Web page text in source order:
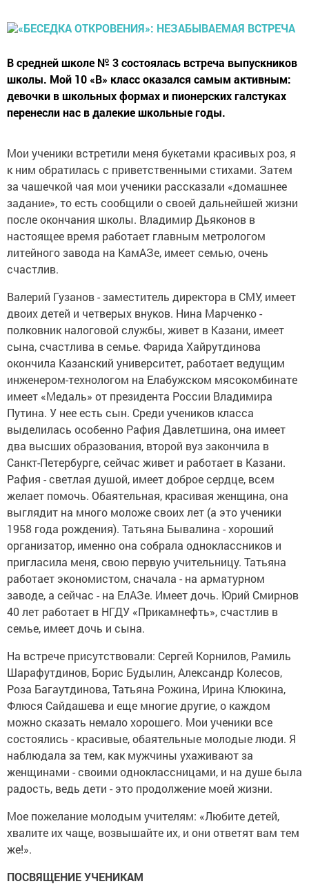
В средней школе № 3 состоялась встреча выпускников
школы. Мой 10 «В» класс оказался самым активным:
девочки в школьных формах и пионерских галстуках
перенесли нас в далекие школьные годы.
Мои ученики встретили меня букетами красивых роз, я
к ним обратилась с приветственными стихами. Затем
за чашечкой чая мои ученики рассказали «домашнее
задание», то есть сообщили о своей дальнейшей жизни
после окончания школы. Владимир Дьяконов в
настоящее время работает главным метрологом
литейного завода на КамАЗе, имеет семью, очень
счастлив.
Валерий Гузанов - заместитель директора в СМУ, имеет
двоих детей и четверых внуков. Нина Марченко -
полковник налоговой службы, живет в Казани, имеет
сына, счастлива в семье. Фарида Хайрутдинова
окончила Казанский университет, работает ведущим
инженером-технологом на Елабужском мясокомбинате
имеет «Медаль» от президента России Владимира
Путина. У нее есть сын. Среди учеников класса
выделилась особенно Рафия Давлетшина, она имеет
два высших образования, второй вуз закончила в
Санкт-Петербурге, сейчас живет и работает в Казани.
Рафия - светлая душой, имеет доброе сердце, всем
желает помочь. Обаятельная, красивая женщина, она
выглядит на много моложе своих лет (а это ученики
1958 года рождения). Татьяна Бывалина - хороший
организатор, именно она собрала одноклассников и
пригласила меня, свою первую учительницу. Татьяна
работает экономистом, сначала - на арматурном
заводе, а сейчас - на ЕлАЗе. Имеет дочь. Юрий Смирнов
40 лет работает в НГДУ «Прикамнефть», счастлив в
семье, имеет дочь и сына.
На встрече присутствовали: Сергей Корнилов, Рамиль
Шарафутдинов, Борис Будылин, Александр Колесов,
Роза Багаутдинова, Татьяна Рожина, Ирина Клюкина,
Флюся Сайдашева и еще многие другие, о каждом
можно сказать немало хорошего. Мои ученики все
состоялись - красивые, обаятельные молодые люди. Я
наблюдала за тем, как мужчины ухаживают за
женщинами - своими одноклассницами, и на душе была
радость, ведь дети - это продолжение моей жизни.
Мое пожелание молодым учителям: «Любите детей,
хвалите их чаще, возвышайте их, и они ответят вам тем
же!».
ПОСВЯЩЕНИЕ УЧЕНИКАМ